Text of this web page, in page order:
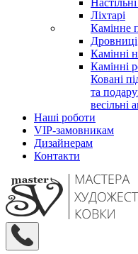
Ліхтарі
Камінне
Дровниці
Камінні
Камінні
Ковані
та
весільні
Наші роботи
VIP-замовникам
Дизайнерам
Контакти